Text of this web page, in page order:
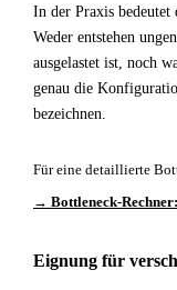
In der Praxis bedeutet
Weder entstehen
ausgelastet ist, noch
genau die
bezeichnen.
Für eine detaillierte
→ Bottleneck-
Eignung für